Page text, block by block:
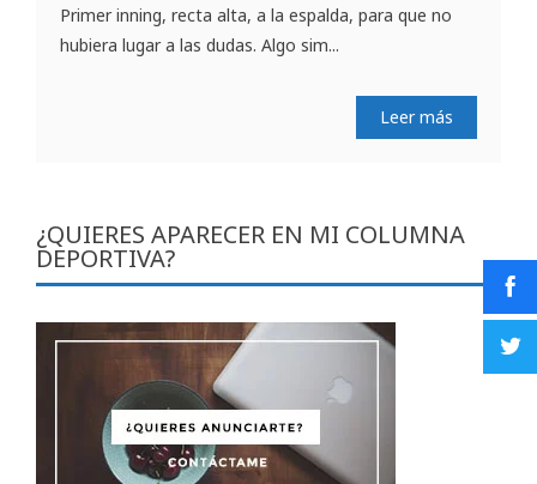
Primer inning, recta alta, a la espalda, para que no
hubiera lugar a las dudas. Algo sim...
Leer más
¿QUIERES APARECER EN MI COLUMNA
DEPORTIVA?